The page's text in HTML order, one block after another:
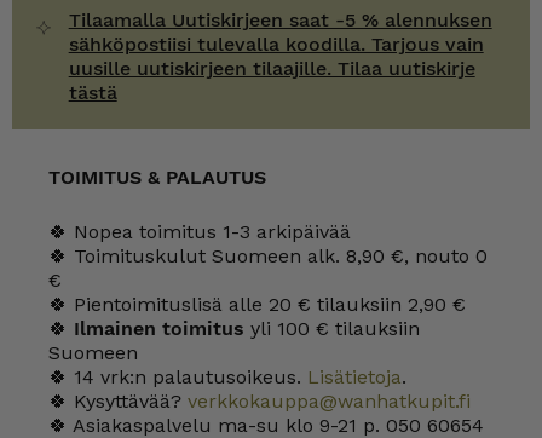
Tilaamalla Uutiskirjeen saat -5 % alennuksen
sähköpostiisi tulevalla koodilla. Tarjous vain
uusille uutiskirjeen tilaajille. Tilaa uutiskirje
tästä
TOIMITUS & PALAUTUS
🍀 Nopea toimitus 1-3 arkipäivää
🍀 Toimituskulut Suomeen alk. 8,90 €, nouto 0
€
🍀 Pientoimituslisä alle 20 € tilauksiin 2,90 €
🍀 Ilmainen toimitus yli 100 € tilauksiin
Suomeen
🍀 14 vrk:n palautusoikeus. Lisätietoja.
🍀 Kysyttävää? verkkokauppa@wanhatkupit.fi
🍀 Asiakaspalvelu ma-su klo 9-21 p. 050 60654